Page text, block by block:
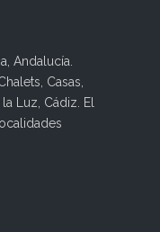
Andalucía.
Casas,
Luz, Cádiz. El